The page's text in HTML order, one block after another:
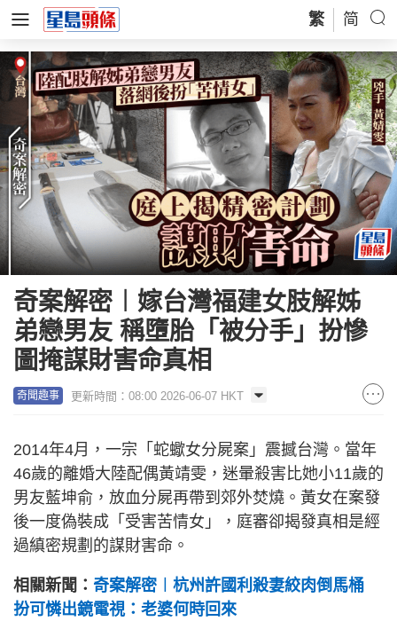
繁 简
奇案解密︱嫁台灣福建女肢解姊
弟戀男友 稱墮胎「被分手」扮慘
圖掩謀財害命真相
奇聞趣事 更新時間：08:00 2026-06-07 HKT
2014年4月，一宗「蛇蠍女分屍案」震撼台灣。當年
46歲的離婚大陸配偶黃靖雯，迷暈殺害比她小11歲的
男友藍坤俞，放血分屍再帶到郊外焚燒。黃女在案發
後一度偽裝成「受害苦情女」，庭審卻揭發真相是經
過縝密規劃的謀財害命。
相關新聞： 奇案解密︱杭州許國利殺妻絞肉倒馬桶
扮可憐出鏡電視：老婆何時回來